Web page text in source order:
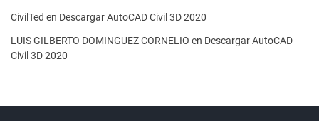
CivilTed en Descargar AutoCAD Civil 3D 2020
LUIS GILBERTO DOMINGUEZ CORNELIO en Descargar AutoCAD
Civil 3D 2020